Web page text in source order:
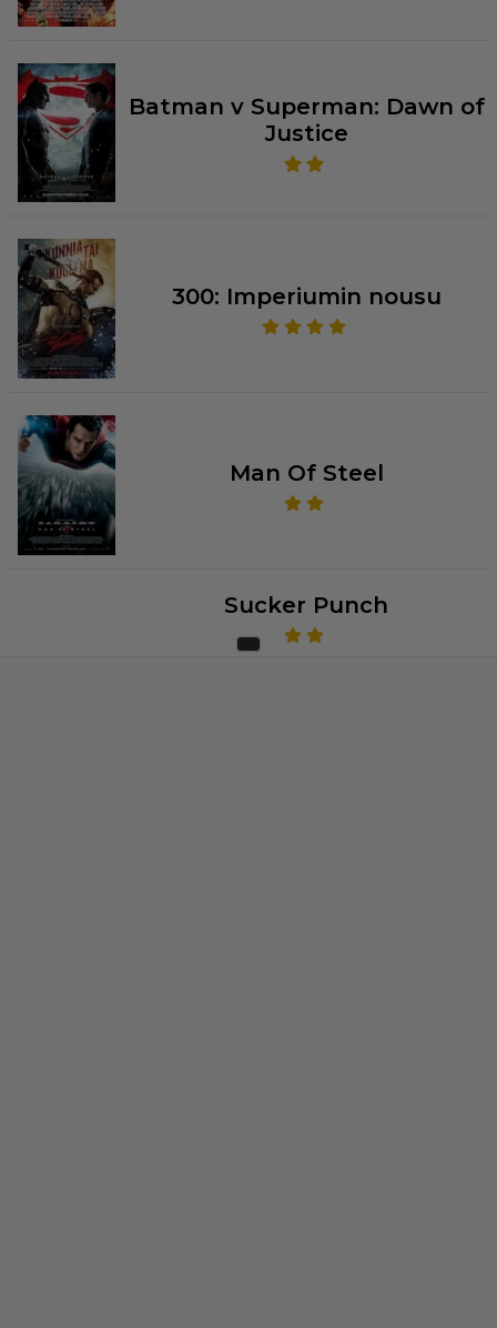
Batman v Superman: Dawn of
Justice
300: Imperiumin nousu
Man Of Steel
Sucker Punch